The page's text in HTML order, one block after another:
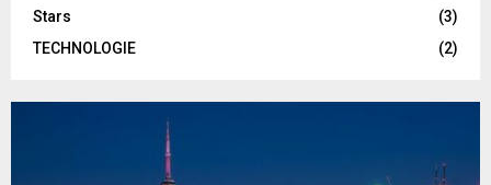
Stars
(3)
TECHNOLOGIE
(2)